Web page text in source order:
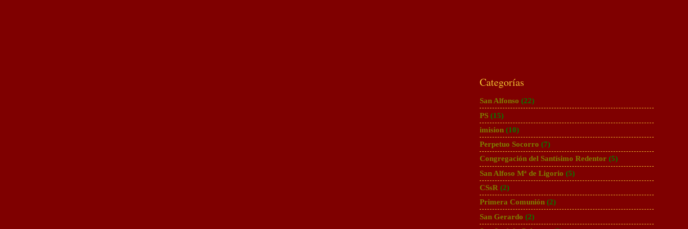
Categorías
San Alfonso (22)
PS (15)
imision (10)
Perpetuo Socorro (7)
Congregación del Santísimo Redentor (5)
San Alfoso Mª de Ligorio (5)
CSsR (2)
Primera Comunión (2)
San Gerardo (2)